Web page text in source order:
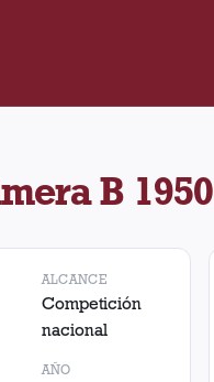
B 1950
ALCANCE
Competición
nacional
AÑO